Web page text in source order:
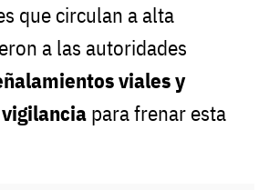
que circulan a alta
a las autoridades
viales y
para frenar esta